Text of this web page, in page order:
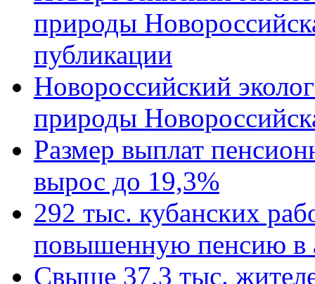
природы
публикации
Новороссийский
природы
Размер выплат
вырос до 19,3%
292 тыс. кубанских
повышенную пенсию в
Свыше 37,3 тыс.